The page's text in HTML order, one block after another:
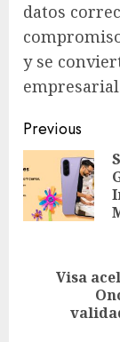
datos
y se
Post
Previous
Visa